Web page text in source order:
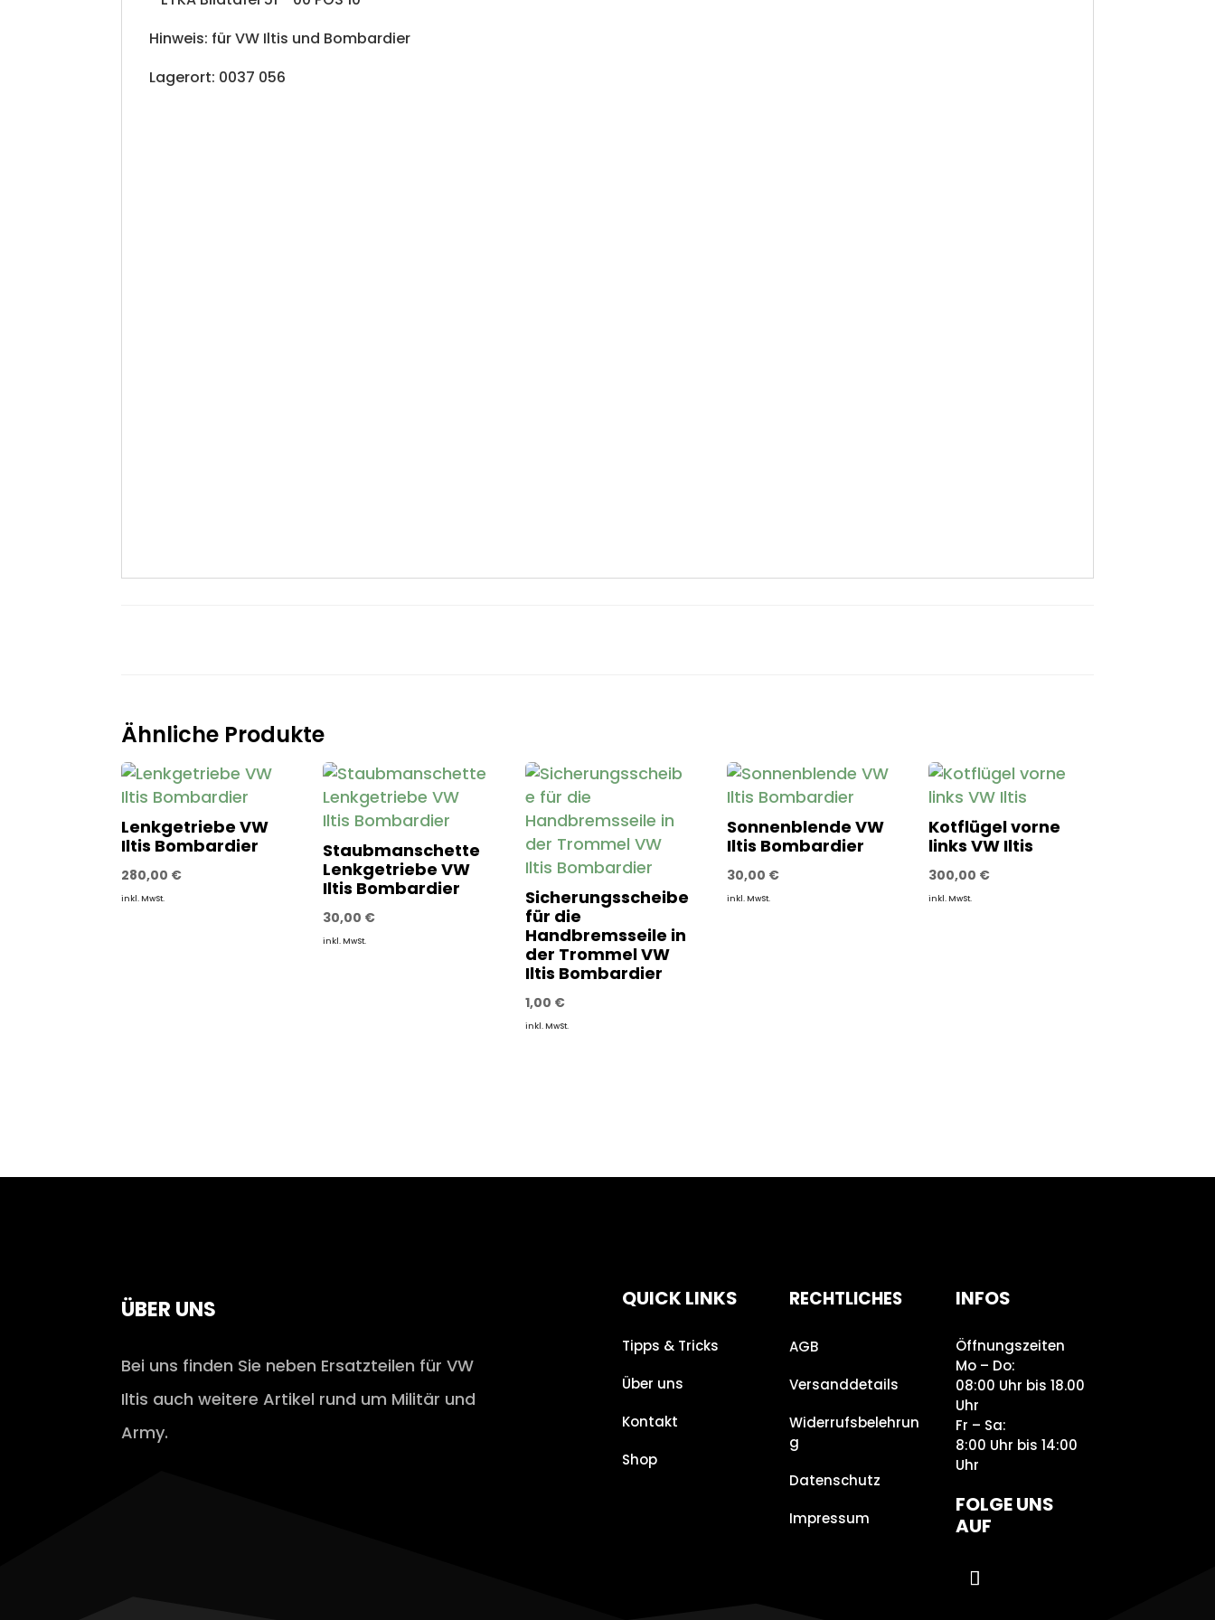
Hinweis: für VW Iltis und Bombardier
Lagerort: 0037 056
Ähnliche Produkte
Lenkgetriebe VW
Iltis Bombardier
280,00 €
inkl. MwSt.
Staubmanschette
Lenkgetriebe VW
Iltis Bombardier
30,00 €
inkl. MwSt.
Sicherungsscheibe
für die
Handbremsseile in
der Trommel VW
Iltis Bombardier
1,00 €
inkl. MwSt.
Sonnenblende VW
Iltis Bombardier
30,00 €
inkl. MwSt.
Kotflügel vorne
links VW Iltis
300,00 €
inkl. MwSt.
ÜBER UNS
Bei uns finden Sie neben Ersatzteilen für VW
Iltis auch weitere Artikel rund um Militär und
Army.
QUICK LINKS
Tipps & Tricks
Über uns
Kontakt
Shop
RECHTLICHES
AGB
Versanddetails
Widerrufsbelehrun
g
Datenschutz
Impressum
INFOS
Öffnungszeiten
Mo – Do:
08:00 Uhr bis 18.00
Uhr
Fr – Sa:
8:00 Uhr bis 14:00
Uhr
FOLGE UNS
AUF